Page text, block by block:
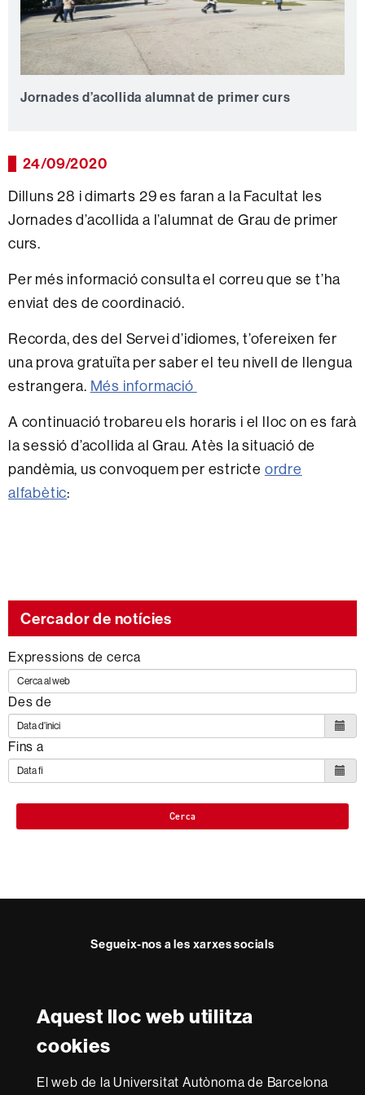
Aquest lloc web utilitza
cookies
El web de la Universitat Autònoma de Barcelona
Jornades d’acollida alumnat de primer curs
24/09/2020
Dilluns 28 i dimarts 29 es faran a la Facultat les
Jornades d’acollida a l’alumnat de Grau de primer
curs.
Per més informació consulta el correu que se t’ha
enviat des de coordinació.
Recorda, des del Servei d’idiomes, t’ofereixen fer
una prova gratuïta per saber el teu nivell de llengua
estrangera. Més informació
A continuació trobareu els horaris i el lloc on es farà
la sessió d’acollida al Grau. Atès la situació de
pandèmia, us convoquem per estricte ordre
alfabètic:
Cercador de notícies
Expressions de cerca
Des de
Fins a
Cerca
Segueix-nos a les xarxes socials
Reconeixement internacional de l'excel·lència
in